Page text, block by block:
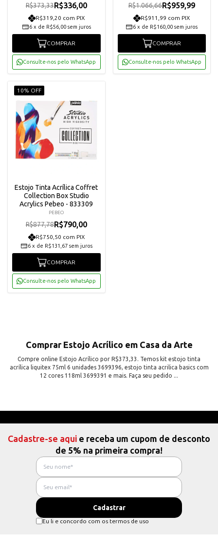
R$373,33R$336,00
R$319,20 com PIX
6 x de R$56,00 sem juros
COMPRAR
Consulte-nos pelo WhatsApp
R$1.066,66R$959,99
R$911,99 com PIX
6 x de R$160,00 sem juros
COMPRAR
Consulte-nos pelo WhatsApp
10% OFF
Estojo Tinta Acrílica Coffret
Collection Box Studio
Acrylics Pebeo - 833309
PEBEO
R$877,78R$790,00
R$750,50 com PIX
6 x de R$131,67 sem juros
COMPRAR
Consulte-nos pelo WhatsApp
Comprar Estojo Acrílico em Casa da Arte
Compre online Estojo Acrílico por R$373,33. Temos kit estojo tinta
acrílica liquitex 75ml 6 unidades 3699396, estojo tinta acrilica basics com
12 cores 118ml 3699391 e mais. Faça seu pedido ...
Cadastre-se aqui e receba um cupom de desconto
de 5% na primeira compra!
Eu li e concordo com os termos de uso